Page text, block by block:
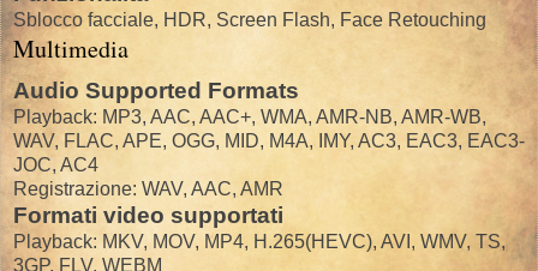
Sblocco facciale, HDR, Screen Flash, Face Retouching
Multimedia
Audio Supported Formats
Playback: MP3, AAC, AAC+, WMA, AMR-NB, AMR-WB,
WAV, FLAC, APE, OGG, MID, M4A, IMY, AC3, EAC3, EAC3-
JOC, AC4
Registrazione: WAV, AAC, AMR
Formati video supportati
Playback: MKV, MOV, MP4, H.265(HEVC), AVI, WMV, TS,
3GP, FLV, WEBM